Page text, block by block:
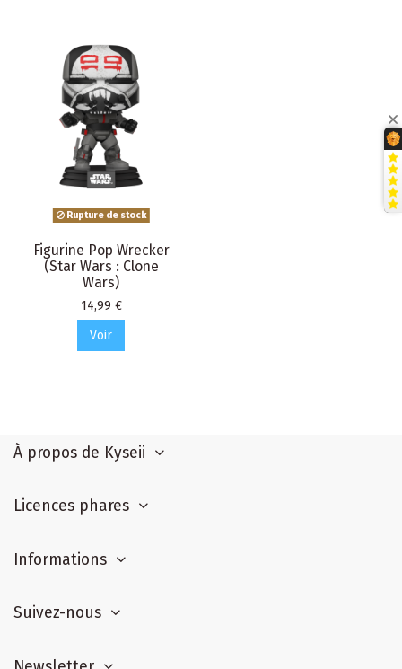
Rupture de stock
Figurine Pop Wrecker
(Star Wars : Clone
Wars)
Prix
14,99 €
Voir
À propos de Kyseii
Licences phares
Informations
Suivez-nous